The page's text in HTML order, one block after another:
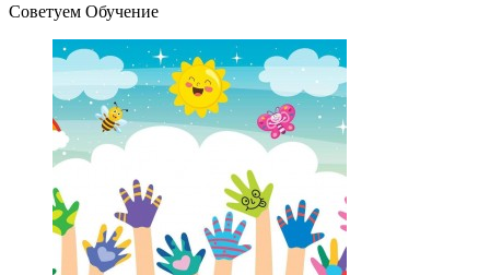
Советуем Обучение